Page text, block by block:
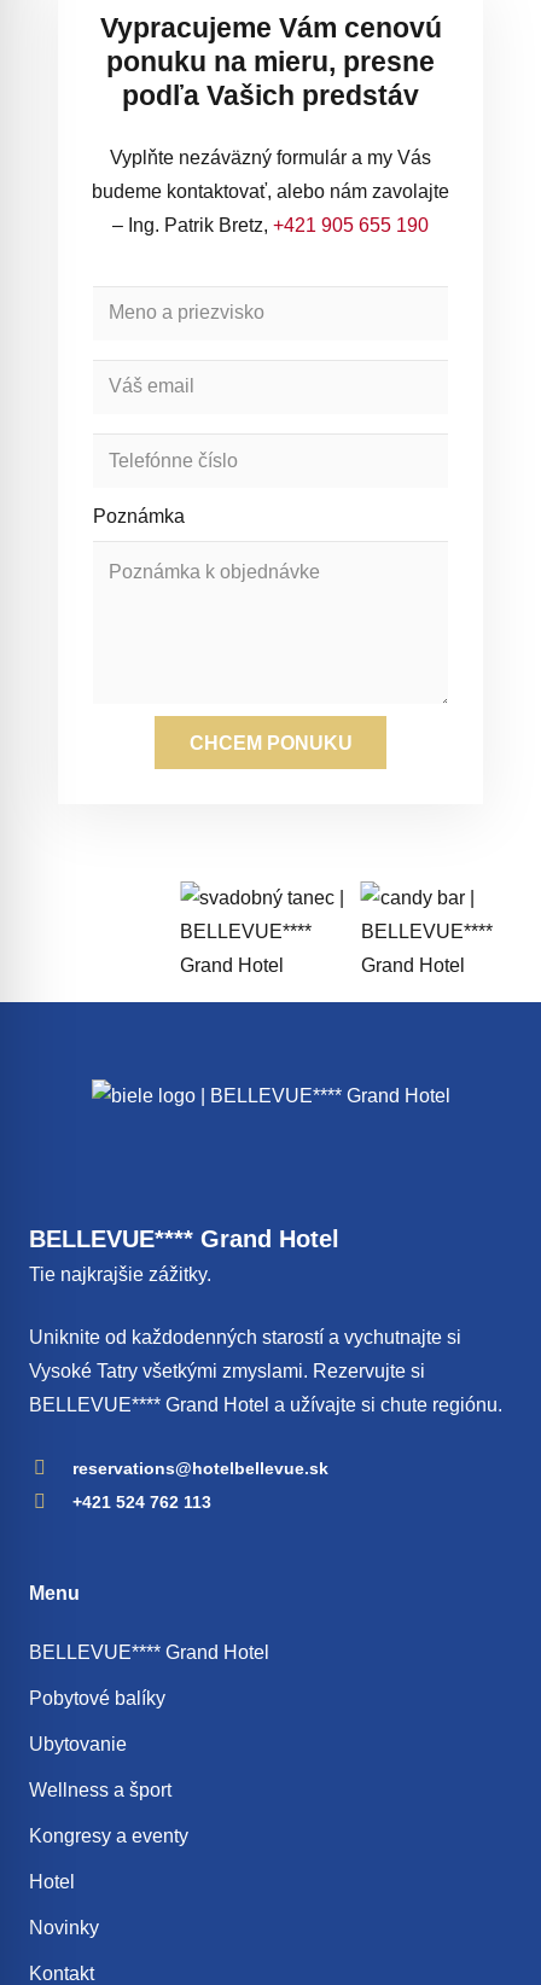
Vypracujeme Vám cenovú
ponuku na mieru, presne
podľa Vašich predstáv
Vyplňte nezáväzný formulár a my Vás
budeme kontaktovať, alebo nám zavolajte
– Ing. Patrik Bretz, +421 905 655 190
Poznámka
BELLEVUE**** Grand Hotel
Tie najkrajšie zážitky.
Uniknite od každodenných starostí a vychutnajte si
Vysoké Tatry všetkými zmyslami. Rezervujte si
BELLEVUE**** Grand Hotel a užívajte si chute regiónu.
reservations@hotelbellevue.sk
+421 524 762 113
Menu
BELLEVUE**** Grand Hotel
Pobytové balíky
Ubytovanie
Wellness a šport
Kongresy a eventy
Hotel
Novinky
Kontakt